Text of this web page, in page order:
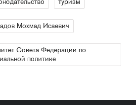
Мохмад Исаевич
Совета Федерации по
политике